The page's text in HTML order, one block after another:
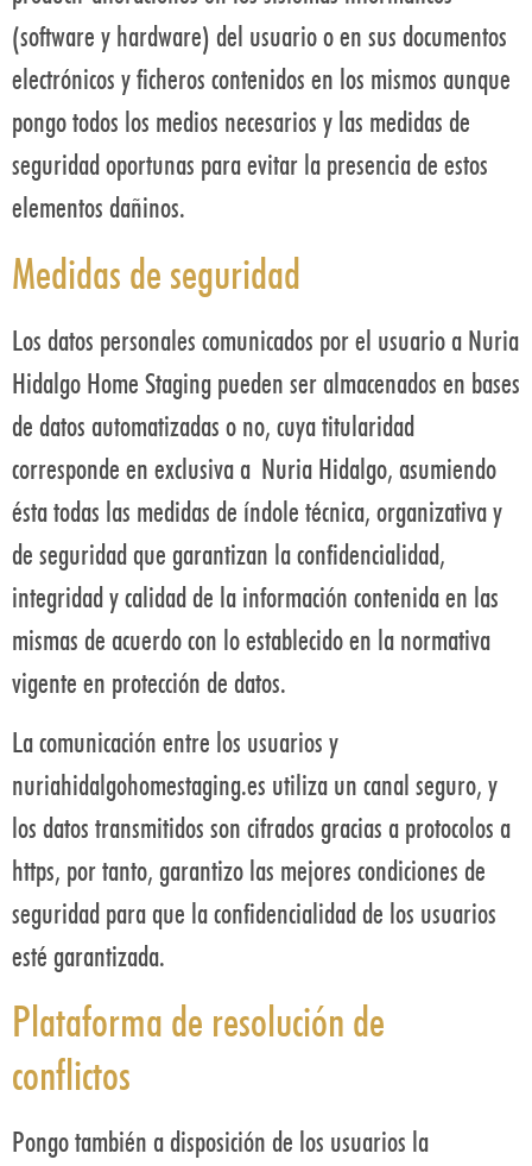
(software y hardware) del usuario o en sus documentos
electrónicos y ficheros contenidos en los mismos aunque
pongo todos los medios necesarios y las medidas de
seguridad oportunas para evitar la presencia de estos
elementos dañinos.
Medidas de seguridad
Los datos personales comunicados por el usuario a Nuria
Hidalgo Home Staging pueden ser almacenados en bases
de datos automatizadas o no, cuya titularidad
corresponde en exclusiva a Nuria Hidalgo, asumiendo
ésta todas las medidas de índole técnica, organizativa y
de seguridad que garantizan la confidencialidad,
integridad y calidad de la información contenida en las
mismas de acuerdo con lo establecido en la normativa
vigente en protección de datos.
La comunicación entre los usuarios y
nuriahidalgohomestaging.es utiliza un canal seguro, y
los datos transmitidos son cifrados gracias a protocolos a
https, por tanto, garantizo las mejores condiciones de
seguridad para que la confidencialidad de los usuarios
esté garantizada.
Plataforma de resolución de
conflictos
Pongo también a disposición de los usuarios la